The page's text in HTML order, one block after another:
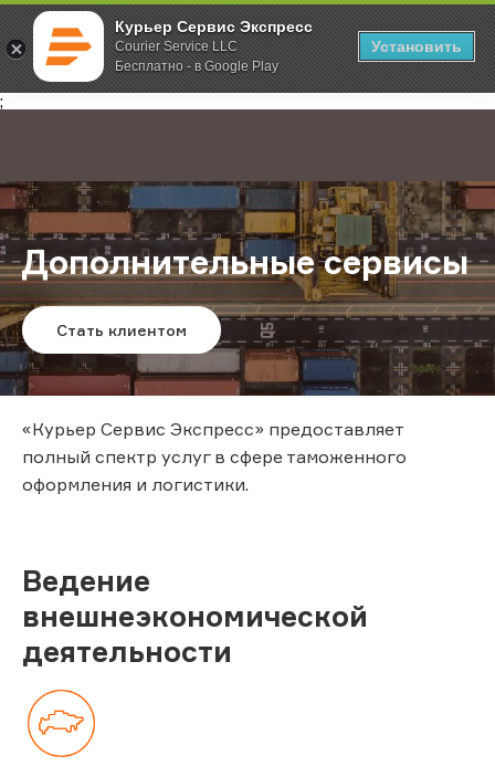
Курьер Сервис Экспресс
Courier Service LLC
Бесплатно - в Google Play
Установить
;
Главная Услуги Международная курьерская доставка
Дополнительные сервисы
Стать клиентом
«Курьер Сервис Экспресс» предоставляет
полный спектр услуг в сфере таможенного
оформления и логистики.
Ведение
внешнеэкономической
деятельности